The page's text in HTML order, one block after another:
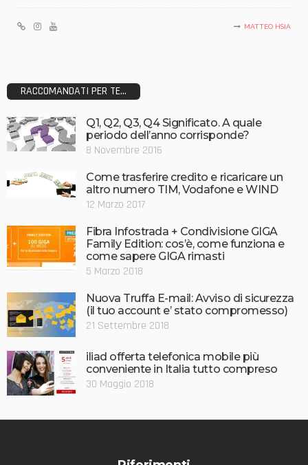
MATTEO HSIA
RACCOMANDATI PER TE...
Q1, Q2, Q3, Q4 Significato. A quale
periodo dell’anno corrisponde?
8 Novembre 2016
Come trasferire credito e ricaricare un
altro numero TIM, Vodafone e WIND
12 Marzo 2017
Fibra Infostrada + Condivisione GIGA
Family Edition: cos’è, come funziona e
come sapere GIGA rimasti
5 Marzo 2018
Nuova Truffa E-mail: Avviso di sicurezza
(il tuo account e’ stato compromesso)
21 Settembre 2018
iliad offerta telefonica mobile più
conveniente in Italia tutto compreso
30 Maggio 2018